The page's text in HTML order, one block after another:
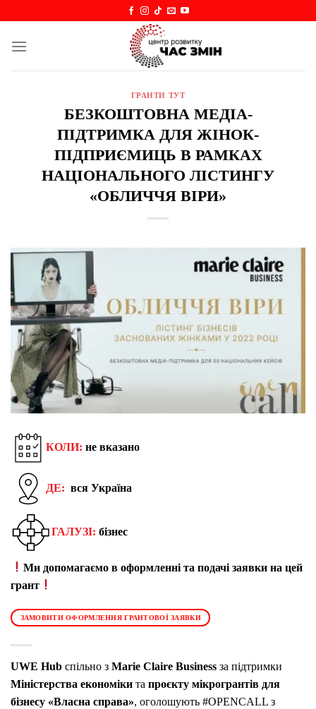
content
ГРАНТИ ТУТ
БЕЗКОШТОВНА МЕДІА-
ПІДТРИМКА ДЛЯ ЖІНОК-
ПІДПРИЄМИЦЬ В РАМКАХ
НАЦІОНАЛЬНОГО ЛІСТИНГУ
«ОБЛИЧЧЯ ВІРИ»
КОЛИ: не вказано
ДЕ: вся Україна
ГАЛУЗІ: бізнес
Ми допомагаємо в оформленні та подачі заявки на цей
грант
ЗАМОВИТИ ОФОРМЛЕННЯ ГРАНТОВОЇ ЗАЯВКИ
UWE Hub спільно з Marie Claire Business за підтримки
Міністерства економіки та проєкту мікрогрантів для
бізнесу «Власна справа», оголошують #OPENCALL з